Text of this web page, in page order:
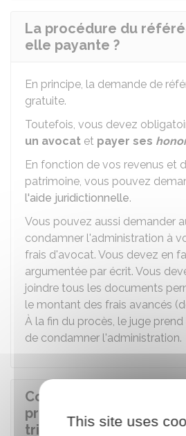
La procédure du
elle payante ?
En principe, la demande de
gratuite.
Toutefois, vous devez
un avocat et payer ses
En fonction de vos revenus et
patrimoine, vous pouvez
l'aide juridictionnelle.
Vous pouvez aussi demander
condamner l'administration à
frais d'avocat. Vous devez en
argumentée par écrit. Vous
joindre tous les documents
le montant des frais avancés
À la fin du procès, le juge
de condamner l'administration.
Comment la demande
provision est-elle
tribunal administratif ?
This site uses